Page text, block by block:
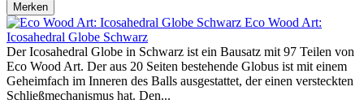
Merken
Eco Wood Art:
Icosahedral Globe Schwarz
Der Icosahedral Globe in Schwarz ist ein Bausatz mit 97 Teilen von
Eco Wood Art. Der aus 20 Seiten bestehende Globus ist mit einem
Geheimfach im Inneren des Balls ausgestattet, der einen versteckten
Schließmechanismus hat. Den...